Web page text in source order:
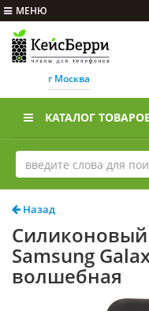
МЕНЮ
г Москва
КАТАЛОГ
Назад
Силиконовый
Samsung
волшебная